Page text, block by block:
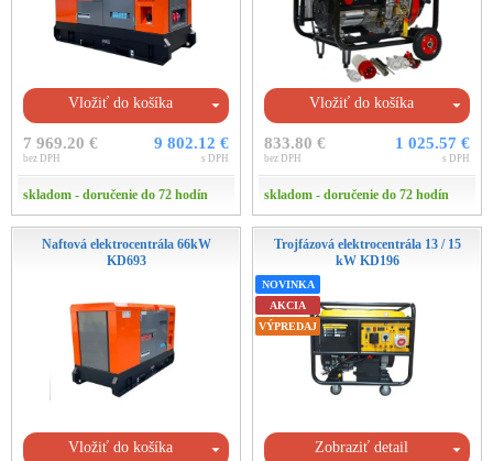
Vložiť do košíka
7 969.20 €
bez DPH
9 802.12 €
s DPH
skladom - doručenie do 72 hodín
Vložiť do košíka
833.80 €
bez DPH
1 025.57 €
s DPH
skladom - doručenie do 72 hodín
Naftová elektrocentrála 66kW
KD693
Vložiť do košíka
Trojfázová elektrocentrála 13 / 15
kW KD196
NOVINKA
AKCIA
VÝPREDAJ
Zobraziť detail